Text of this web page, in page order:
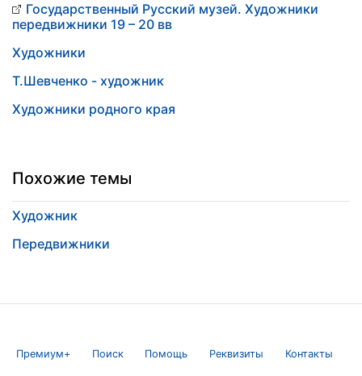
Государственный Русский музей. Художники
передвижники 19 – 20 вв
Художники
Т.Шевченко - художник
Художники родного края
Похожие темы
Художник
Передвижники
Премиум+ Поиск Помощь Реквизиты Контакты